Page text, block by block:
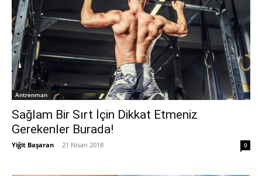
Antrenman
Sağlam Bir Sırt İçin Dikkat Etmeniz
Gerekenler Burada!
Yiğit Başaran - 21 Nisan 2018 0